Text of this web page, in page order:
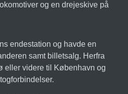
og en drejeskive på
endestation og havde en
samt billetsalg. Herfra
eller videre til København og